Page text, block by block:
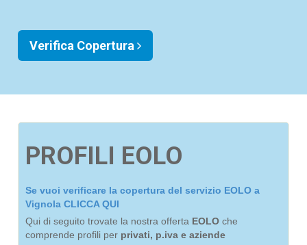
Verifica Copertura
PROFILI EOLO
Se vuoi verificare la copertura del servizio EOLO a
Vignola CLICCA QUI
Qui di seguito trovate la nostra offerta EOLO che
comprende profili per privati, p.iva e aziende